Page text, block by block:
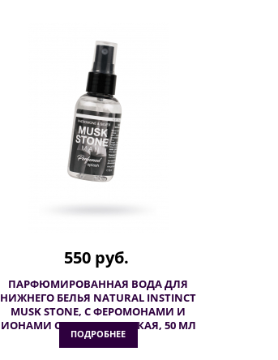
550 руб.
ПАРФЮМИРОВАННАЯ ВОДА ДЛЯ
НИЖНЕГО БЕЛЬЯ NATURAL INSTINCT
MUSK STONE, С ФЕРОМОНАМИ И
ИОНАМИ СЕРЕБРА, МУЖСКАЯ, 50 МЛ
ПОДРОБНЕЕ